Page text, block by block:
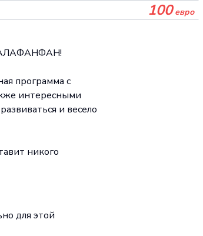
100 евро
программа с
интересными
и весело
никого
для этой